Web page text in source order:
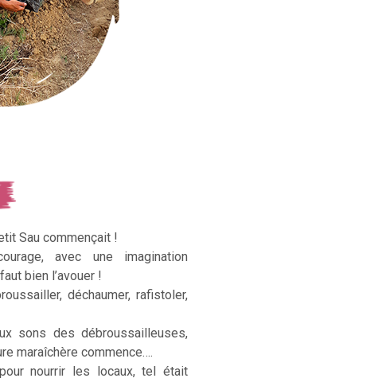
Sau commençait !
avec une imagination
bien l’avouer !
déchaumer, rafistoler,
sons des débroussailleuses,
maraîchère commence….
nourrir les locaux, tel était